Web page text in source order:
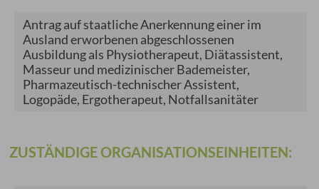
Antrag auf staatliche Anerkennung einer im
Ausland erworbenen abgeschlossenen
Ausbildung als Physiotherapeut, Diätassistent,
Masseur und medizinischer Bademeister,
Pharmazeutisch-technischer Assistent,
Logopäde, Ergotherapeut, Notfallsanitäter
ZUSTÄNDIGE ORGANISATIONSEINHEITEN: